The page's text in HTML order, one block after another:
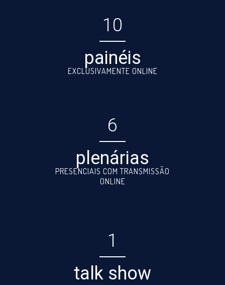
10
painéis
EXCLUSIVAMENTE ONLINE
6
plenárias
PRESENCIAIS COM TRANSMISSÃO
ONLINE
1
talk show